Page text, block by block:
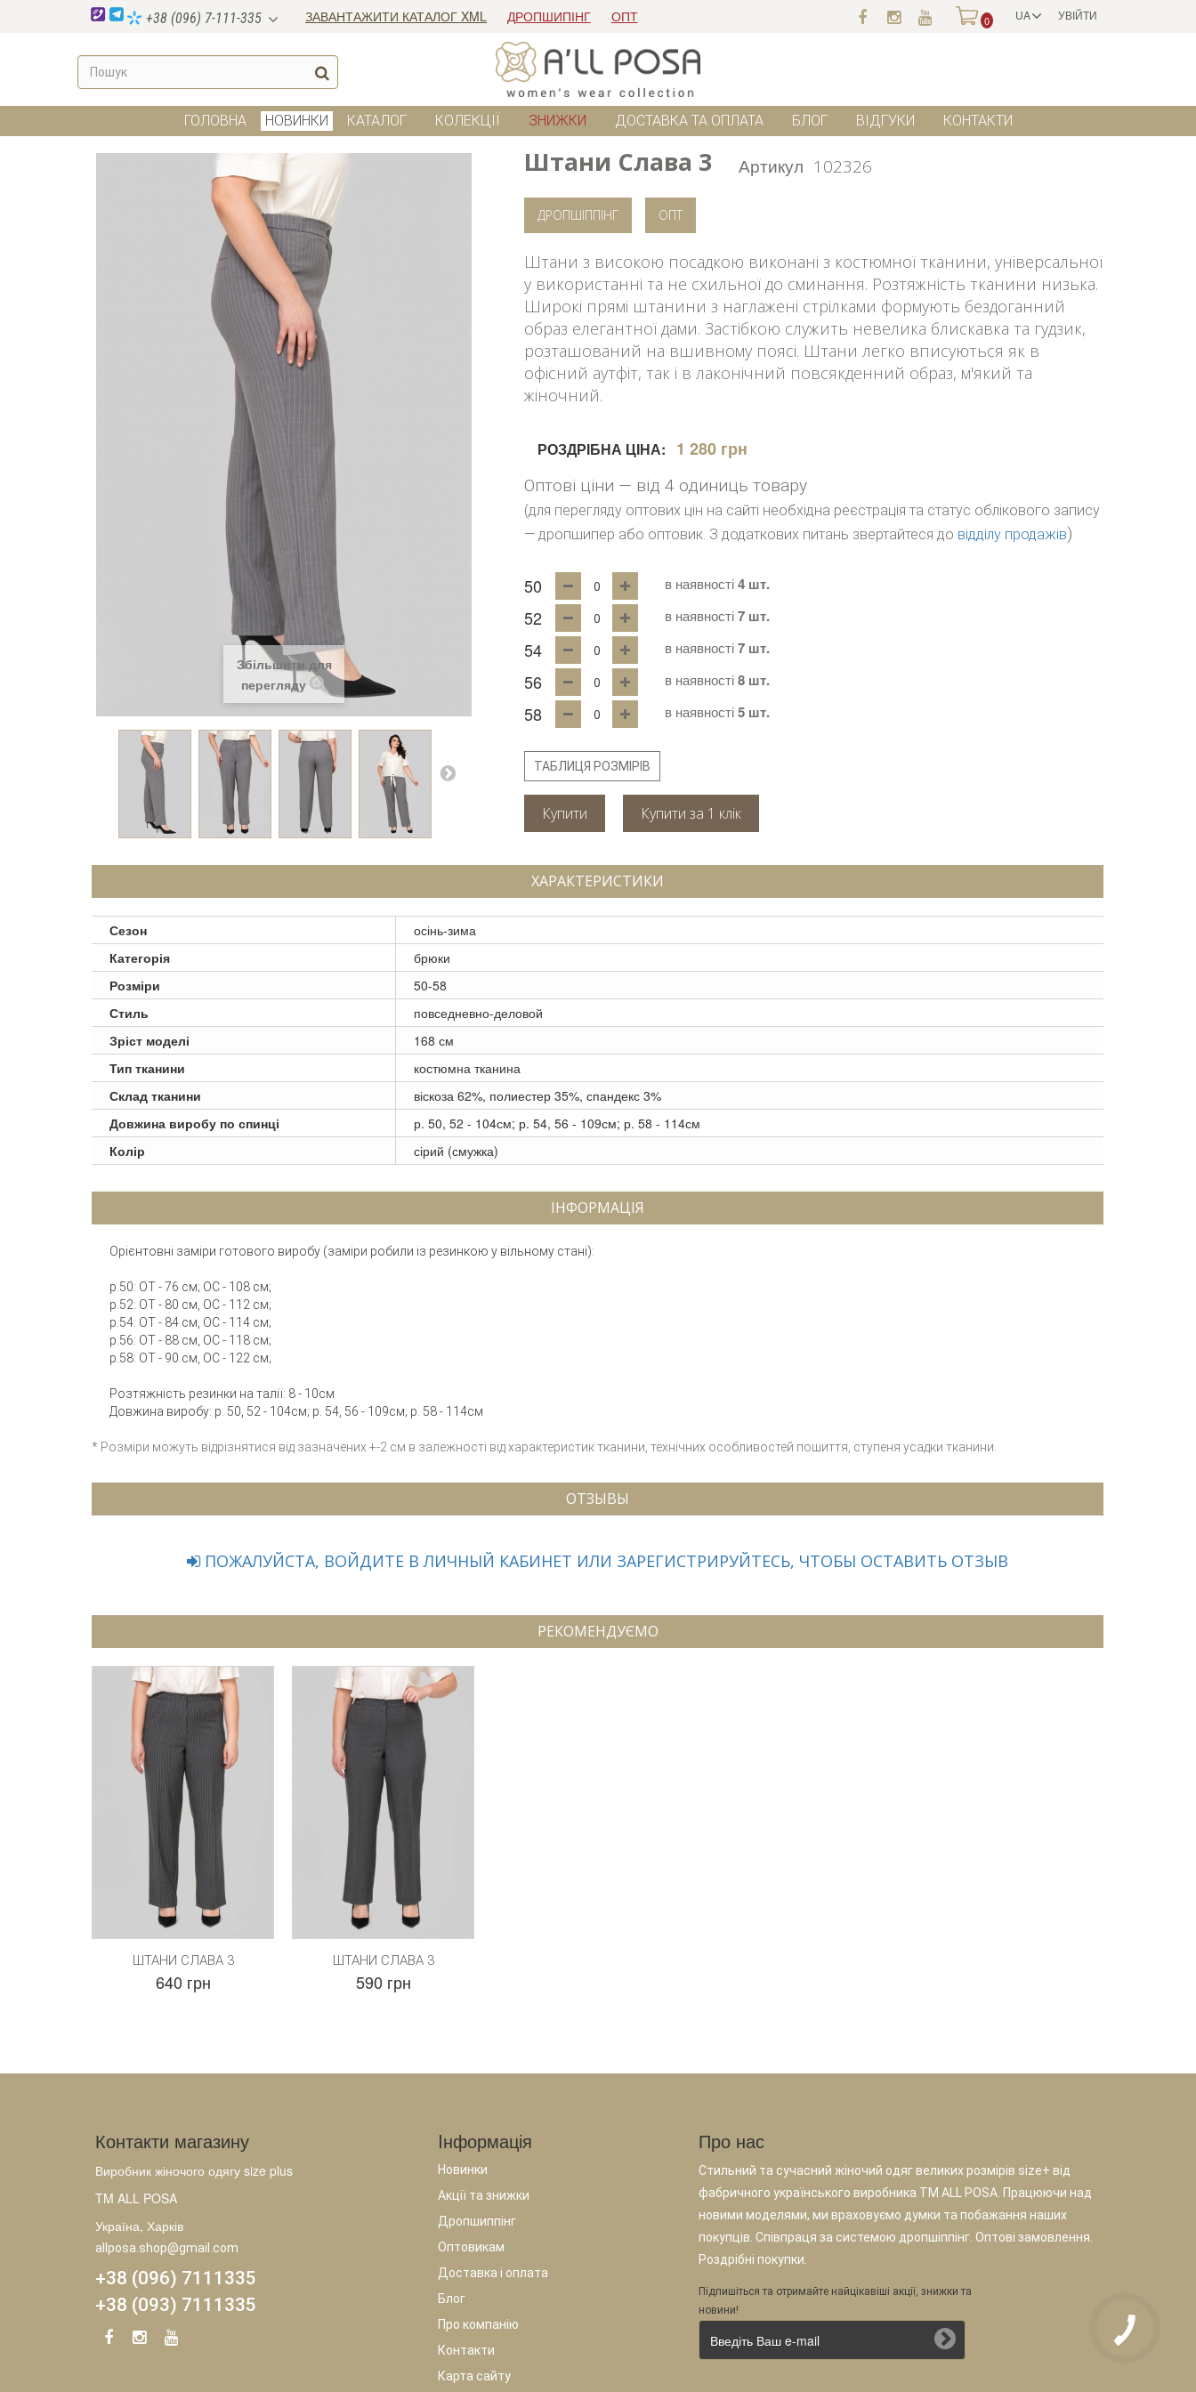
УВІЙТИ
UA
+38 (096) 7-111-335 ЗАВАНТАЖИТИ КАТАЛОГ XML ДРОПШИПІНГ ОПТ 0
ГОЛОВНА НОВИНКИ КАТАЛОГ КОЛЕКЦІЇ ЗНИЖКИ ДОСТАВКА ТА ОПЛАТА БЛОГ ВІДГУКИ КОНТАКТИ
Збільшити для
перегляду
Штани Слава 3 Артикул 102326
ДРОПШІППІНГ ОПТ
Штани з високою посадкою виконані з костюмної тканини, універсальної
у використанні та не схильної до сминання. Розтяжність тканини низька.
Широкі прямі штанини з наглажені стрілками формують бездоганний
образ елегантної дами. Застібкою служить невелика блискавка та гудзик,
розташований на вшивному поясі. Штани легко вписуються як в
офісний аутфіт, так і в лаконічний повсякденний образ, м'який та
жіночний.
РОЗДРІБНА ЦІНА: 1 280 грн
Оптові ціни — від 4 одиниць товару
(для перегляду оптових цін на сайті необхідна реєстрація та статус облікового запису
— дропшипер або оптовик. З додаткових питань звертайтеся до відділу продажів)
50 в наявності 4 шт.
52 в наявності 7 шт.
54 в наявності 7 шт.
56 в наявності 8 шт.
58 в наявності 5 шт.
ТАБЛИЦЯ РОЗМІРІВ
Купити
ХАРАКТЕРИСТИКИ
Сезон
осінь-зима
Категорія
брюки
Розміри
50-58
Стиль
повседневно-деловой
Зріст моделі
168 см
Тип тканини
костюмна тканина
Склад тканини
віскоза 62%, полиестер 35%, спандекс 3%
Довжина виробу по спинці
р. 50, 52 - 104см; р. 54, 56 - 109см; р. 58 - 114см
Колір
сірий (смужка)
ІНФОРМАЦІЯ
Орієнтовні заміри готового виробу (заміри робили із резинкою у вільному стані):
р.50: ОТ - 76 см; ОС - 108 см;
р.52: ОТ - 80 см, ОС - 112 см;
р.54: ОТ - 84 см, ОС - 114 см;
р.56: ОТ - 88 см, ОС - 118 см;
р.58: ОТ - 90 см, ОС - 122 см;
Розтяжність резинки на талії: 8 - 10см
Довжина виробу: р. 50, 52 - 104см; р. 54, 56 - 109см; р. 58 - 114см
* Розміри можуть відрізнятися від зазначених +-2 см в залежності від характеристик тканини, технічних особливостей пошиття, ступеня усадки тканини.
ОТЗЫВЫ
ПОЖАЛУЙСТА, ВОЙДИТЕ В ЛИЧНЫЙ КАБИНЕТ ИЛИ ЗАРЕГИСТРИРУЙТЕСЬ, ЧТОБЫ ОСТАВИТЬ ОТЗЫВ
РЕКОМЕНДУЄМО
ШТАНИ СЛАВА 3
640 грн
ШТАНИ СЛАВА 3
590 грн
Контакти магазину
Виробник жіночого одягу size plus
TM ALL POSA
Україна, Харків
allposa.shop@gmail.com
+38 (096) 7111335
+38 (093) 7111335
Iнформація
Новинки
Акції та знижки
Дропшиппінг
Оптовикам
Доставка і оплата
Блог
Про компанію
Контакти
Карта сайту
Про нас
Стильний та сучасний жіночий одяг великих розмірів size+ від
фабричного українського виробника TM ALL POSA. Працюючи над
новими моделями, ми враховуємо думки та побажання наших
покупців. Співпраця за системою дропшіппінг. Оптові замовлення.
Роздрібні покупки.
Підпишіться та отримайте найцікавіші акції, знижки та
новини!